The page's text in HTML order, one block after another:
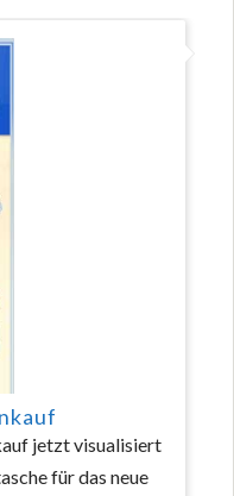
jetzt visualisiert
für das neue